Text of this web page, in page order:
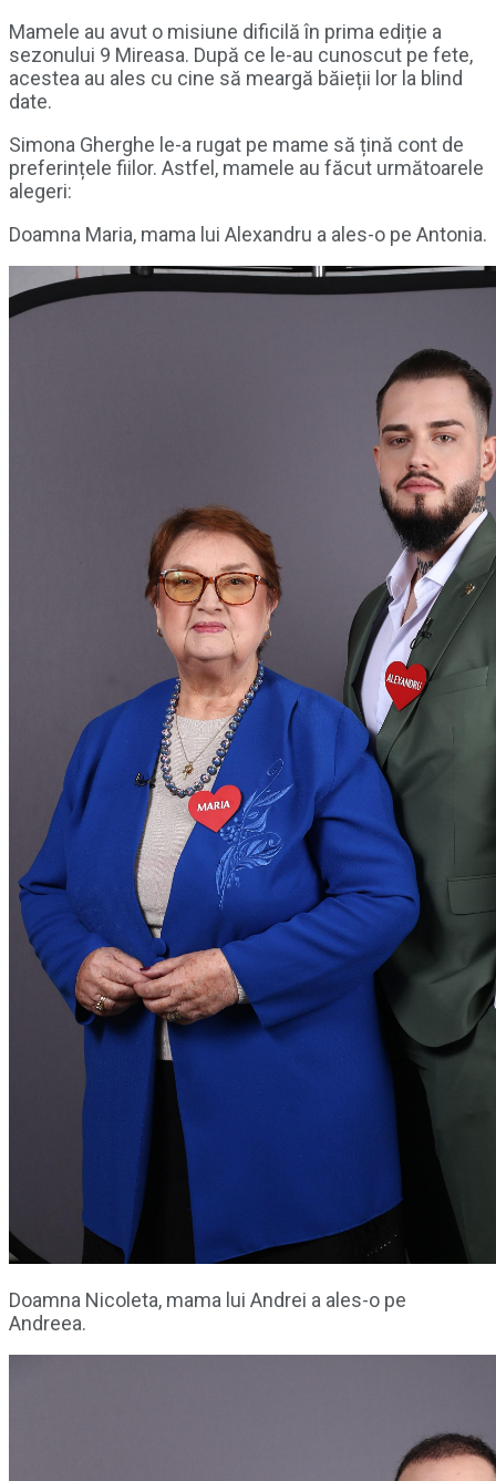
Mamele au avut o misiune dificilă în prima ediție a
sezonului 9 Mireasa. După ce le-au cunoscut pe fete,
acestea au ales cu cine să meargă băieții lor la blind
date.
Simona Gherghe le-a rugat pe mame să țină cont de
preferințele fiilor. Astfel, mamele au făcut următoarele
alegeri:
Doamna Maria, mama lui Alexandru a ales-o pe Antonia.
Doamna Nicoleta, mama lui Andrei a ales-o pe
Andreea.